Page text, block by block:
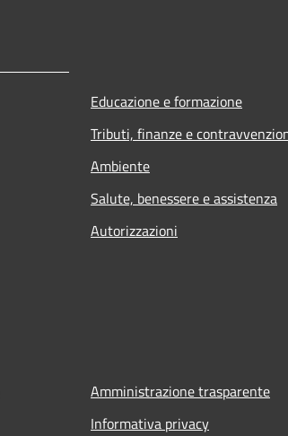
Educazione e formazione
Tributi, finanze e
Ambiente
Salute, benessere e assistenza
Autorizzazioni
Amministrazione trasparente
Informativa privacy